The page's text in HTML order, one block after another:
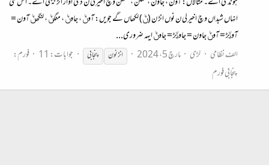
انہاں شبداں وچ اخیرلی ن نوں انڑ ن (ݨ) لکھاں گے جویں: آوݨ ، جاوݨ ، منگݨ ، لنگھݨ آون =
آون٘ڑ = آوݨ جاون = جاون٘ڑ = جاوݨ ایہہ ضروری...
الف نظامی
لڑی مارچ 5، 2024 انڑنون پنجابی جوابات: 11
فورم:
پنجابی فورم